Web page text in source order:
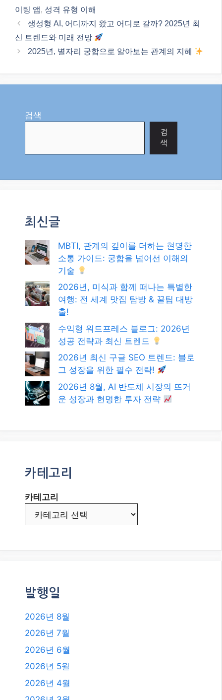
2026년, 미식과 함께 떠나는 특별한
여행: 전 세계 맛집 탐방 & 꿀팁 대방
2026년 최신 구글 SEO 트렌드: 블로
그 성장을 위한 필수 전략!
2026년 8월, AI 반도체 시장의 뜨거
운 성장과 현명한 투자 전략
카테고리
카테고리
2026년 8월
2026년 7월
2026년 6월
2026년 5월
2026년 1월
2025년 11월
2025년 10월
2025년 9월
2025년 8월
2025년 7월